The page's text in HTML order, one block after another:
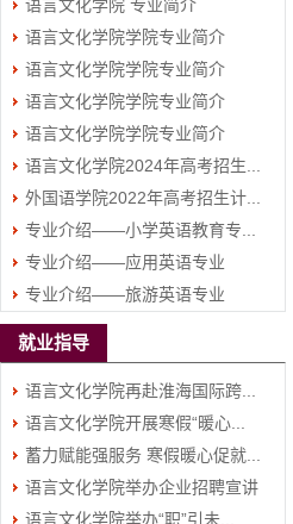
语言文化学院 专业简介
语言文化学院学院专业简介
（四）
语言文化学院学院专业简介
（三）
语言文化学院学院专业简介
（二）
语言文化学院学院专业简介
（一）
语言文化学院2024年高考招生...
外国语学院2022年高考招生计...
专业介绍——小学英语教育专...
专业介绍——应用英语专业
专业介绍——旅游英语专业
就业指导
语言文化学院再赴淮海国际跨...
语言文化学院开展寒假“暖心...
蓄力赋能强服务 寒假暖心促就...
语言文化学院举办企业招聘宣讲
会语言文化学院举办“职”引未...